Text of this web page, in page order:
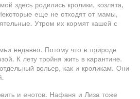
здесь родились кролики, козлята,
еще не отходят от мамы,
Утром их кормят кашей с
недавно. Потому что в природе
К лету тройня жить в карантине.
вольер, как и кроликам. Они
и енотов. Нафаня и Лиза тоже